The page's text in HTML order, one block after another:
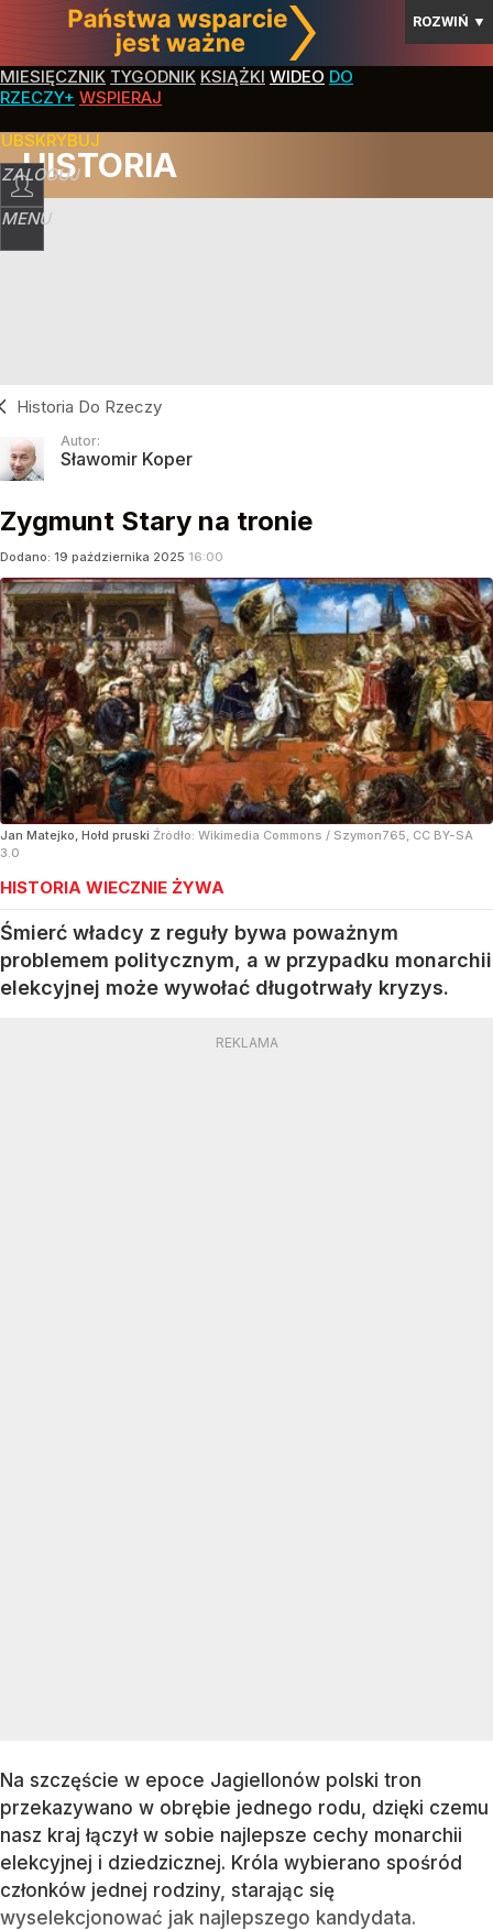
ROZWIŃ ▼
MIESIĘCZNIK TYGODNIK KSIĄŻKI WIDEO DO
RZECZY+ WSPIERAJ
ZALOGUJ
MENU
HISTORIA
Historia Do Rzeczy
Autor:
Sławomir Koper
Zygmunt Stary na tronie
Dodano: 19 października 2025 16:00
Jan Matejko, Hołd pruski Źródło: Wikimedia Commons / Szymon765, CC BY-SA
3.0
HISTORIA WIECZNIE ŻYWA
Śmierć władcy z reguły bywa poważnym
problemem politycznym, a w przypadku monarchii
elekcyjnej może wywołać długotrwały kryzys.
Na szczęście w epoce Jagiellonów polski tron
przekazywano w obrębie jednego rodu, dzięki czemu
nasz kraj łączył w sobie najlepsze cechy monarchii
elekcyjnej i dziedzicznej. Króla wybierano spośród
członków jednej rodziny, starając się
wyselekcjonować jak najlepszego kandydata.